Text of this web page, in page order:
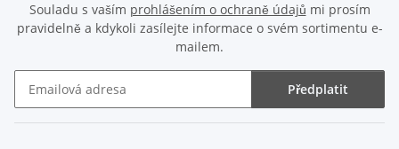
Souladu s vaším prohlášením o ochraně údajů mi prosím
pravidelně a kdykoli zasílejte informace o svém sortimentu e-
mailem.
Předplatit